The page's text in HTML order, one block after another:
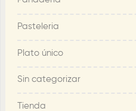
Pasteleria
Plato único
Sin categorizar
Tienda